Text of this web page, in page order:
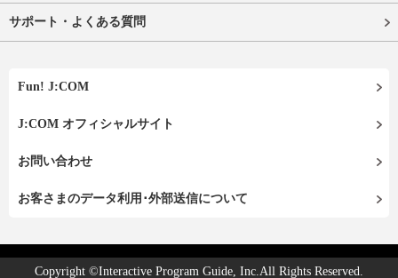
サポート・よくある質問
Fun! J:COM
J:COM オフィシャルサイト
お問い合わせ
お客さまのデータ利用･外部送信について
Copyright ©Interactive Program Guide, Inc.All Rights Reserved.